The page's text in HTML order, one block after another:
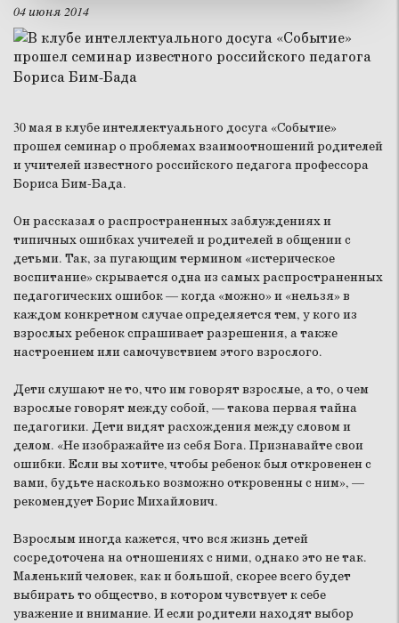
04 июня 2014
30 мая в клубе интеллектуального досуга «Событие»
прошел семинар о проблемах взаимоотношений родителей
и учителей известного российского педагога профессора
Бориса Бим-Бада.
Он рассказал о распространенных заблуждениях и
типичных ошибках учителей и родителей в общении с
детьми. Так, за пугающим термином «истерическое
воспитание» скрывается одна из самых распространенных
педагогических ошибок — когда «можно» и «нельзя» в
каждом конкретном случае определяется тем, у кого из
взрослых ребенок спрашивает разрешения, а также
настроением или самочувствием этого взрослого.
Дети слушают не то, что им говорят взрослые, а то, о чем
взрослые говорят между собой, — такова первая тайна
педагогики. Дети видят расхождения между словом и
делом. «Не изображайте из себя Бога. Признавайте свои
ошибки. Если вы хотите, чтобы ребенок был откровенен с
вами, будьте насколько возможно откровенны с ним», —
рекомендует Борис Михайлович.
Взрослым иногда кажется, что вся жизнь детей
сосредоточена на отношениях с ними, однако это не так.
Маленький человек, как и большой, скорее всего будет
выбирать то общество, в котором чувствует к себе
уважение и внимание. И если родители находят выбор